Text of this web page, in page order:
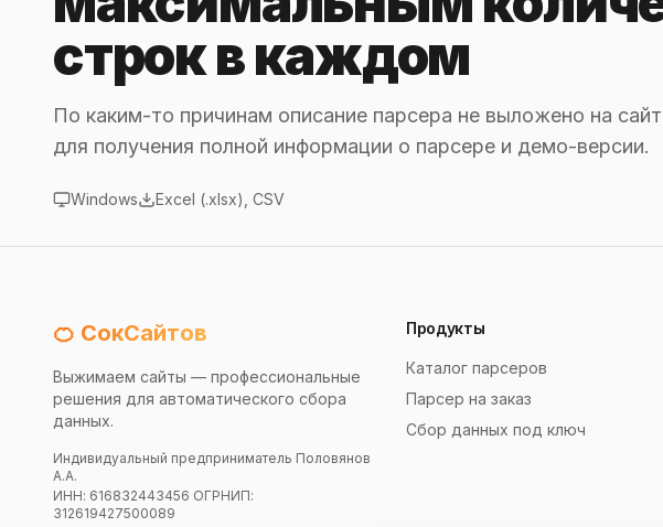
строк в каждом
По каким-то причинам описание парсера не выложено на
для получения полной информации о парсере и демо-версии.
Windows Excel (.xlsx), CSV
🍊 СокСайтов
Выжимаем сайты — профессиональные
решения для автоматического сбора
данных.
Индивидуальный предприниматель Половянов
А.А.
ИНН: 616832443456 ОГРНИП:
312619427500089
Продукты
Каталог парсеров
Парсер на заказ
Сбор данных под ключ